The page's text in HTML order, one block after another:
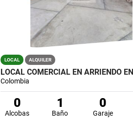
LOCAL ALQUILER
Colombia
0
Alcobas
1
Baño
0
Garaje